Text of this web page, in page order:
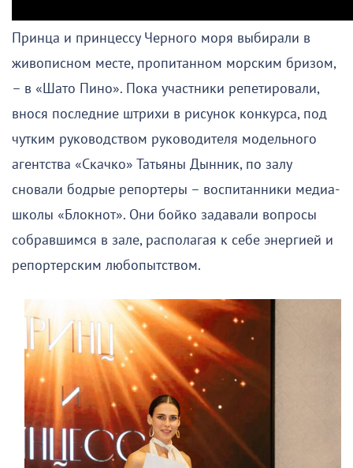
Принца и принцессу Черного моря выбирали в
живописном месте, пропитанном морским бризом,
– в «Шато Пино». Пока участники репетировали,
внося последние штрихи в рисунок конкурса, под
чутким руководством руководителя модельного
агентства «Скачко» Татьяны Дынник, по залу
сновали бодрые репортеры – воспитанники медиа-
школы «Блокнот». Они бойко задавали вопросы
собравшимся в зале, располагая к себе энергией и
репортерским любопытством.